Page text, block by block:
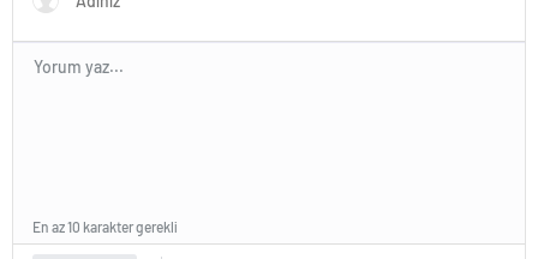
En az 10 karakter gerekli